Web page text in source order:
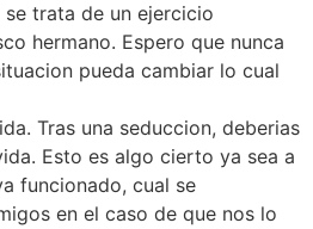
trata de un ejercicio
hermano. Espero que nunca
pueda cambiar lo cual
Tras una seduccion, deberias
Esto es algo cierto ya sea a
funcionado, cual se
en el caso de que nos lo